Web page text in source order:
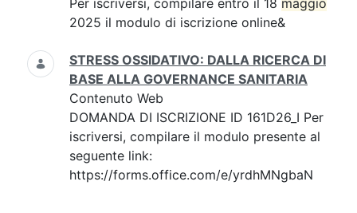
Per iscriversi, compilare entro il 18 maggio
2025 il modulo di iscrizione online&
STRESS OSSIDATIVO: DALLA RICERCA DI
BASE ALLA GOVERNANCE SANITARIA
Contenuto Web
DOMANDA DI ISCRIZIONE ID 161D26_I Per
iscriversi, compilare il modulo presente al
seguente link:
https://forms.office.com/e/yrdhMNgbaN